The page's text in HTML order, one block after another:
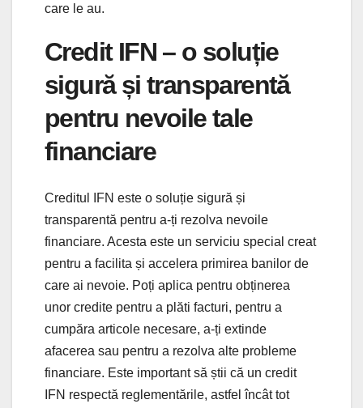
care le au.
Credit IFN – o soluție
sigură și transparentă
pentru nevoile tale
financiare
Creditul IFN este o soluție sigură și
transparentă pentru a-ți rezolva nevoile
financiare. Acesta este un serviciu special creat
pentru a facilita și accelera primirea banilor de
care ai nevoie. Poți aplica pentru obținerea
unor credite pentru a plăti facturi, pentru a
cumpăra articole necesare, a-ți extinde
afacerea sau pentru a rezolva alte probleme
financiare. Este important să știi că un credit
IFN respectă reglementările, astfel încât tot